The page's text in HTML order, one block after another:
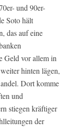
und 90er-
Soto hält
das auf eine
Geld vor allem in
hinten lägen,
Dort komme
und
stiegen kräftiger
der